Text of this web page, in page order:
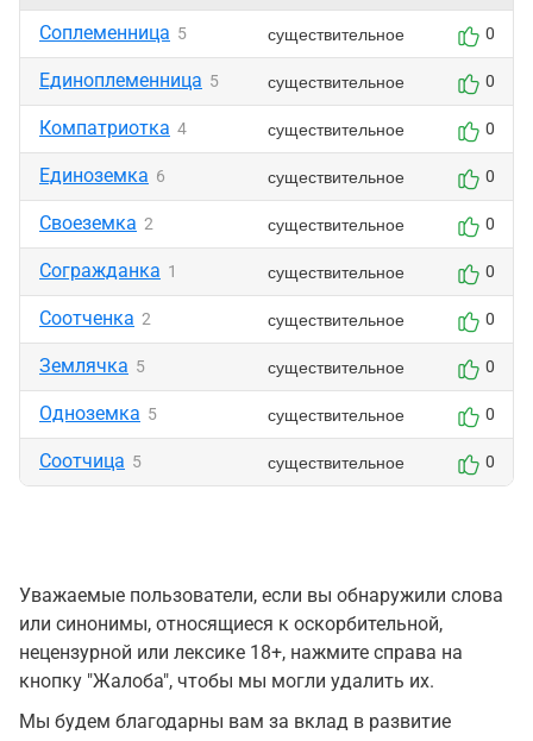
Соплеменница 5 существительное 0
Единоплеменница 5 существительное 0
Компатриотка 4 существительное 0
Единоземка 6 существительное 0
Своеземка 2 существительное 0
Согражданка 1 существительное 0
Соотченка 2 существительное 0
Землячка 5 существительное 0
Одноземка 5 существительное 0
Соотчица 5 существительное 0
Уважаемые пользователи, если вы обнаружили слова
или синонимы, относящиеся к оскорбительной,
нецензурной или лексике 18+, нажмите справа на
кнопку "Жалоба", чтобы мы могли удалить их.
Мы будем благодарны вам за вклад в развитие